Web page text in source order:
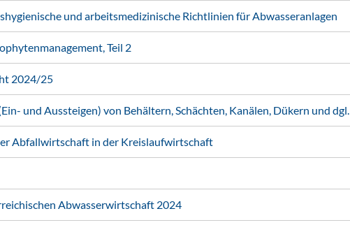
und arbeitsmedizinische Richtlinien für Abwasseranlagen
Teil 2
2024/25
und Aussteigen) von Behältern, Schächten, Kanälen, Dükern und dgl.
Abfallwirtschaft in der Kreislaufwirtschaft
Abwasserwirtschaft 2024